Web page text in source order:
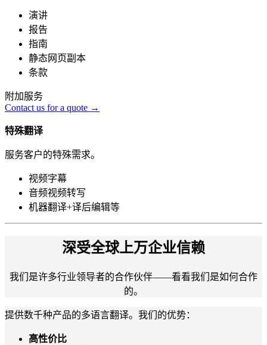
演讲
报告
指南
静态网页副本
条款
附加服务
Contact us for a quote →
特殊翻译
服务客户的特殊需求。
视频字幕
音频视频转写
机器翻译+译后编辑等
深受全球上万企业信赖
我们是许多行业领导者的合作伙伴——看看我们是如何合作
的。
提供数千种产品的多语言翻译。我们的优势：
高性价比